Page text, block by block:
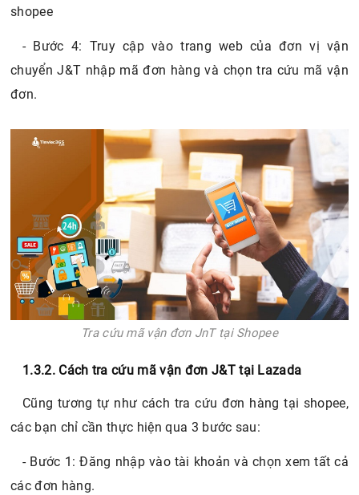
shopee
- Bước 4: Truy cập vào trang web của đơn vị vận
chuyển J&T nhập mã đơn hàng và chọn tra cứu mã vận
đơn.
Tra cứu mã vận đơn JnT tại Shopee
1.3.2. Cách tra cứu mã vận đơn J&T tại Lazada
Cũng tương tự như cách tra cứu đơn hàng tại shopee,
các bạn chỉ cần thực hiện qua 3 bước sau:
- Bước 1: Đăng nhập vào tài khoản và chọn xem tất cả
các đơn hàng.